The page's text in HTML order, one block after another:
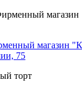
магазин
75